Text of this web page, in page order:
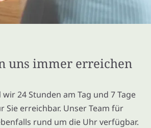
uns immer erreichen
24 Stunden am Tag und 7 Tage
Sie erreichbar. Unser Team für
rund um die Uhr verfügbar.